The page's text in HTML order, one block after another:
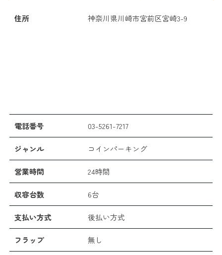
住所 神奈川県川崎市宮前区宮崎3-9
電話番号 03-5261-7217
ジャンル コインパーキング
営業時間 24時間
収容台数 6台
支払い方式 後払い方式
フラップ 無し